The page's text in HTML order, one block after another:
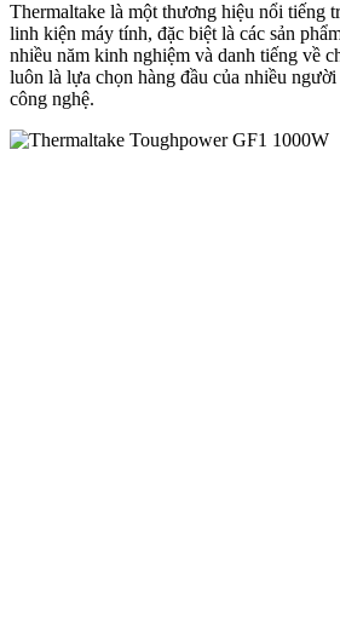
Thermaltake là một thương hiệu nổi tiếng
linh kiện máy tính, đặc biệt là các sản
nhiều năm kinh nghiệm và danh tiếng về
luôn là lựa chọn hàng đầu của nhiều
công nghệ.